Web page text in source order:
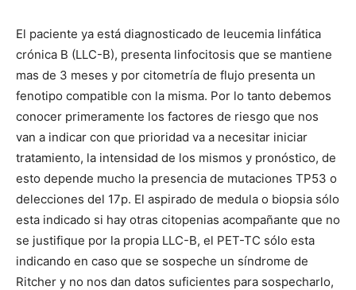
El paciente ya está diagnosticado de leucemia linfática
crónica B (LLC-B), presenta linfocitosis que se mantiene
mas de 3 meses y por citometría de flujo presenta un
fenotipo compatible con la misma. Por lo tanto debemos
conocer primeramente los factores de riesgo que nos
van a indicar con que prioridad va a necesitar iniciar
tratamiento, la intensidad de los mismos y pronóstico, de
esto depende mucho la presencia de mutaciones TP53 o
delecciones del 17p. El aspirado de medula o biopsia sólo
esta indicado si hay otras citopenias acompañante que no
se justifique por la propia LLC-B, el PET-TC sólo esta
indicando en caso que se sospeche un síndrome de
Ritcher y no nos dan datos suficientes para sospecharlo,